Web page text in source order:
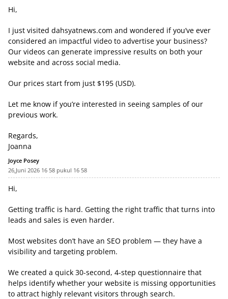
Hi,
I just visited dahsyatnews.com and wondered if you’ve ever
considered an impactful video to advertise your business?
Our videos can generate impressive results on both your
website and across social media.
Our prices start from just $195 (USD).
Let me know if you’re interested in seeing samples of our
previous work.
Regards,
Joanna
Joyce Posey
26,Juni 2026 16 58 pukul 16 58
Hi,
Getting traffic is hard. Getting the right traffic that turns into
leads and sales is even harder.
Most websites don’t have an SEO problem — they have a
visibility and targeting problem.
We created a quick 30-second, 4-step questionnaire that
helps identify whether your website is missing opportunities
to attract highly relevant visitors through search.